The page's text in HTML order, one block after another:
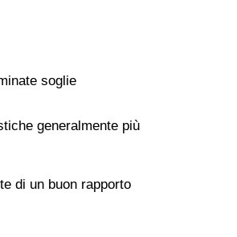
soglie
generalmente più
di un buon rapporto